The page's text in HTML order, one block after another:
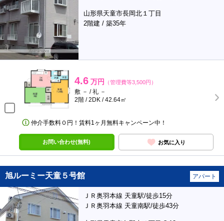
山形県天童市長岡北１丁目
2階建 / 築35年
4.6 万円 （管理費等3,500円）
敷 － / 礼 －
2階 / 2DK / 42.64㎡
仲介手数料０円！賃料1ヶ月無料キャンペーン中！
お問い合わせ(無料) お気に入り
旭ルーミー天童５号館 アパート
ＪＲ奥羽本線 天童駅/徒歩15分
ＪＲ奥羽本線 天童南駅/徒歩43分